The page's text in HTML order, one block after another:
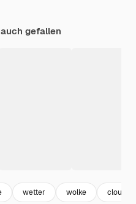
gefallen
wetter wolke cloud